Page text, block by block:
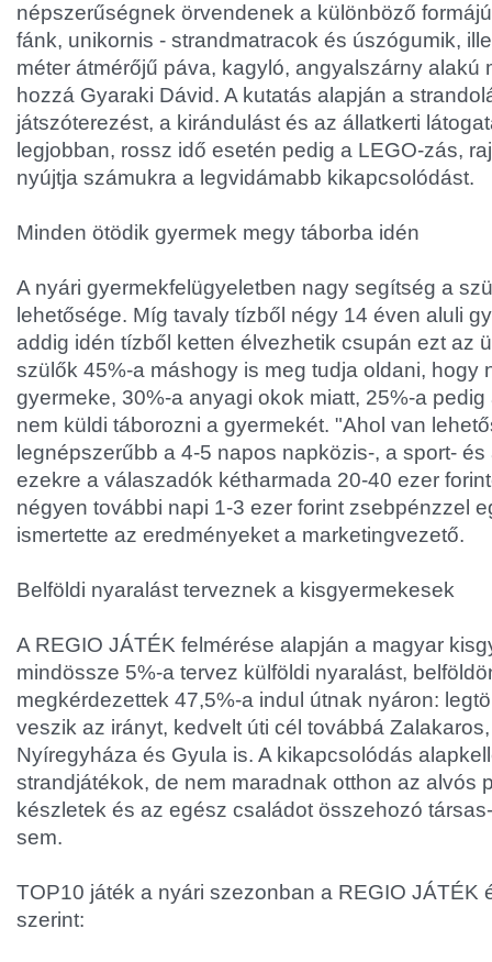
népszerűségnek örvendenek a különböző
fánk, unikornis - strandmatracok és úszógumik,
méter átmérőjű páva, kagyló, angyalszárny alakú
hozzá Gyaraki Dávid. A kutatás alapján a
játszóterezést, a kirándulást és az állatkerti
legjobban, rossz idő esetén pedig a LEGO-zás,
nyújtja számukra a legvidámabb kikapcsolódást.
Minden ötödik gyermek megy táborba idén
A nyári gyermekfelügyeletben nagy segítség a
lehetősége. Míg tavaly tízből négy 14 éven aluli
addig idén tízből ketten élvezhetik csupán ezt az
szülők 45%-a máshogy is meg tudja oldani, hogy
gyermeke, 30%-a anyagi okok miatt, 25%-a
nem küldi táborozni a gyermekét. "Ahol van
legnépszerűbb a 4-5 napos napközis-, a sport- és
ezekre a válaszadók kétharmada 20-40 ezer
négyen további napi 1-3 ezer forint zsebpénzzel
ismertette az eredményeket a marketingvezető.
Belföldi nyaralást terveznek a kisgyermekesek
A REGIO JÁTÉK felmérése alapján a magyar
mindössze 5%-a tervez külföldi nyaralást,
megkérdezettek 47,5%-a indul útnak nyáron:
veszik az irányt, kedvelt úti cél továbbá
Nyíregyháza és Gyula is. A kikapcsolódás
strandjátékok, de nem maradnak otthon az alvós
készletek és az egész családot összehozó
sem.
TOP10 játék a nyári szezonban a REGIO JÁTÉK
szerint: